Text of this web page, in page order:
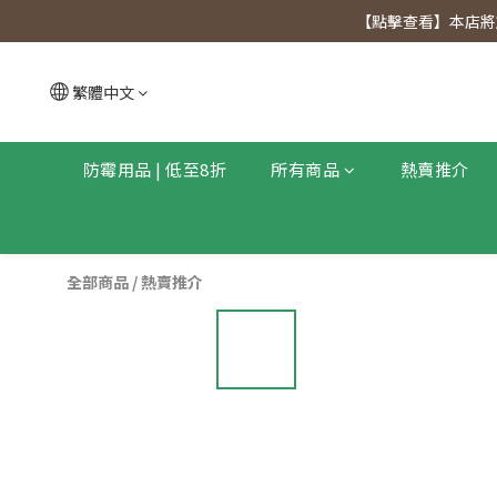
【點擊查
【點擊查看】本店
繁體中文
防霉用品 | 低至8折 所有商品 熱賣推介
全部商品 /熱賣推介